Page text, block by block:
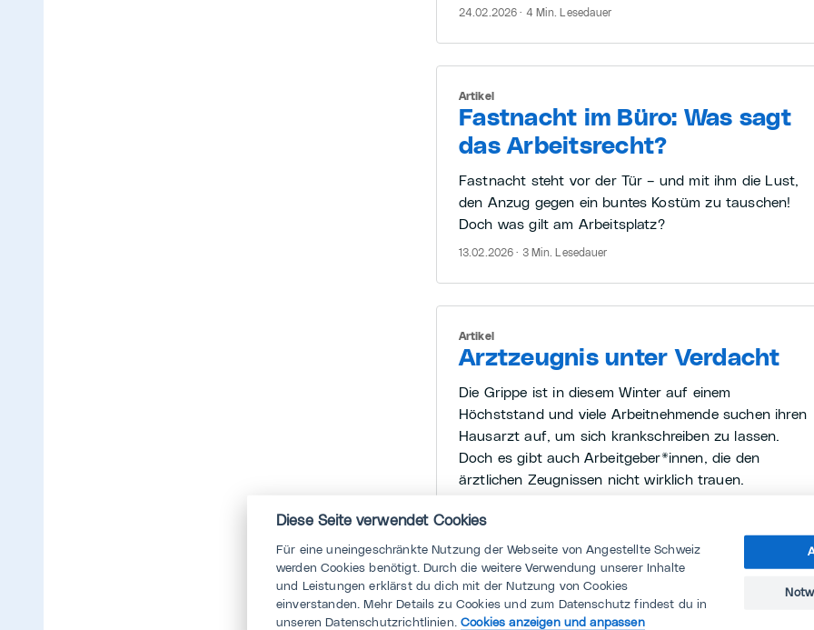
24.02.2026 · 4 Min. Lesedauer
Fastnacht im Büro: Was sagt
das Arbeitsrecht?
Artikel
Fastnacht steht vor der Tür – und mit ihm die Lust,
den Anzug gegen ein buntes Kostüm zu tauschen!
Doch was gilt am Arbeitsplatz?
13.02.2026 · 3 Min. Lesedauer
Arztzeugnis unter Verdacht
Artikel
Die Grippe ist in diesem Winter auf einem
Höchststand und viele Arbeitnehmende suchen ihren
Hausarzt auf, um sich krankschreiben zu lassen.
Doch es gibt auch Arbeitgeber*innen, die den
ärztlichen Zeugnissen nicht wirklich trauen.
«Es ist eben immer noch ein
Artikel
Diese Seite verwendet Cookies
Für eine uneingeschränkte Nutzung der Webseite von Angestellte Schweiz
werden Cookies benötigt. Durch die weitere Verwendung unserer Inhalte
und Leistungen erklärst du dich mit der Nutzung von Cookies
einverstanden. Mehr Details zu Cookies und zum Datenschutz findest du in
unseren Datenschutzrichtlinien.Cookies anzeigen und anpassen